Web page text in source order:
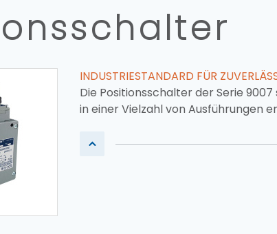
INDUSTRIESTANDARD FÜR
Die Positionsschalter der Serie
in einer Vielzahl von Ausführungen